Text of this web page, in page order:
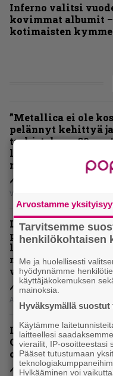
Inferno valitsi
kovimmat albumit –
kotimaisten
”Metallica ei ole
pelännyt kehittyä ja
tarkistelussa 30
levy, joka jakaa
mielipiteet
Vesa Siltanen
Levyarvio:
paluualbumi 32
levytyksen jälkeen
mitenkään täyttää
voiko?
Aki Nuopponen
Levyarvio:
Old Gang -
onko se tosissaan
Arvostamme
Tarvitsemme
henkilökohtaisen
Me ja huolellisesti
hyödynnämme
käyttäjäkokemuksen
mainoksia.
Hyväksymällä
Käytämme
laitteellesi
vierailit, IP-osoitteestasi
Pääset tutustumaan
Hylkääminen voi